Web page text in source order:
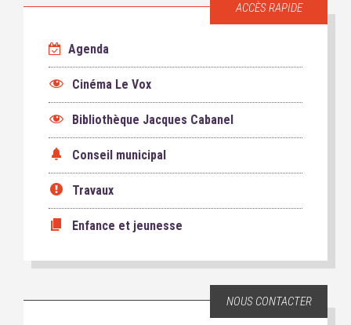
ACCÈS RAPIDE
Agenda
Cinéma Le Vox
Bibliothèque Jacques Cabanel
Conseil municipal
Travaux
Enfance et jeunesse
NOUS CONTACTER